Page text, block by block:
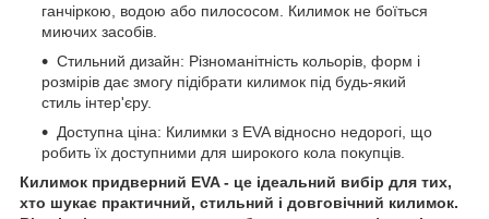
ганчіркою, водою або пилососом. Килимок не боїться
миючих засобів.
Стильний дизайн: Різноманітність кольорів, форм і
розмірів дає змогу підібрати килимок під будь-який
стиль інтер'єру.
Доступна ціна: Килимки з EVA відносно недорогі, що
робить їх доступними для широкого кола покупців.
Килимок придверний EVA - це ідеальний вибір для тих,
хто шукає практичний, стильний і довговічний килимок.